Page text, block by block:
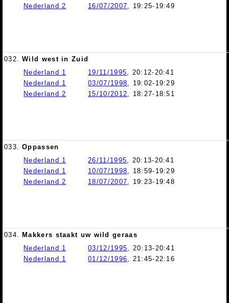
Nederland 2
16/07/2007, 19:25-19:49
032. Wild west in Zuid
Nederland 1
19/11/1995, 20:12-20:41
Nederland 1
03/07/1998, 19:02-19:29
Nederland 2
15/10/2012, 18:27-18:51
033. Oppassen
Nederland 1
26/11/1995, 20:13-20:41
Nederland 1
10/07/1998, 18:59-19:29
Nederland 2
18/07/2007, 19:23-19:48
034. Makkers staakt uw wild geraas
Nederland 1
03/12/1995, 20:13-20:41
Nederland 1
01/12/1996, 21:45-22:16